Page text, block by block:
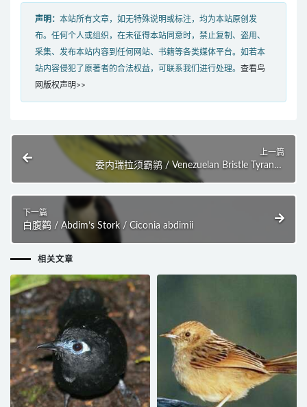
声明： 本站所有文章，如无特殊说明或标注，均为本站原创发
布。任何个人或组织，在未征得本站同意时，禁止复制、盗用、
采集、发布本站内容到任何网站、书籍等各类媒体平台。如若本
站内容侵犯了原著者的合法权益，可联系我们进行处理。 查看鸟
网版权声明>>
上一篇
委内瑞拉须霸鹟 / Venezuelan Bristle Tyrant /
Pogonotriccus venezuelanus
下一篇
白腹鹳 / Abdim’s Stork / Ciconia abdimii
相关文章